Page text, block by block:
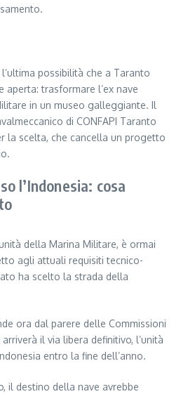
possibilità che a Taranto
aperta: trasformare l’ex nave
in un museo galleggiante. Il
di CONFAPI Taranto
la scelta, che cancella un progetto
l’Indonesia: cosa
della Marina Militare, è ormai
agli attuali requisiti tecnico-
ha scelto la strada della
ora dal parere delle Commissioni
il via libera definitivo, l’unità
entro la fine dell’anno.
il destino della nave avrebbe